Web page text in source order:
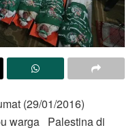
(29/01/2016)
warga Palestina di